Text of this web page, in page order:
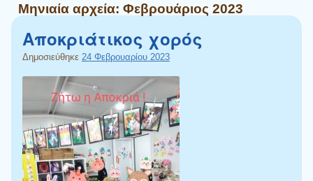
Μηνιαία αρχεία: Φεβρουάριος 2023
Αποκριάτικος χορός
Δημοσιεύθηκε 24 Φεβρουαρίου 2023